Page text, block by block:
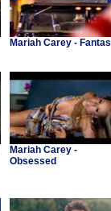
Mariah Carey -
Mariah Carey -
Obsessed